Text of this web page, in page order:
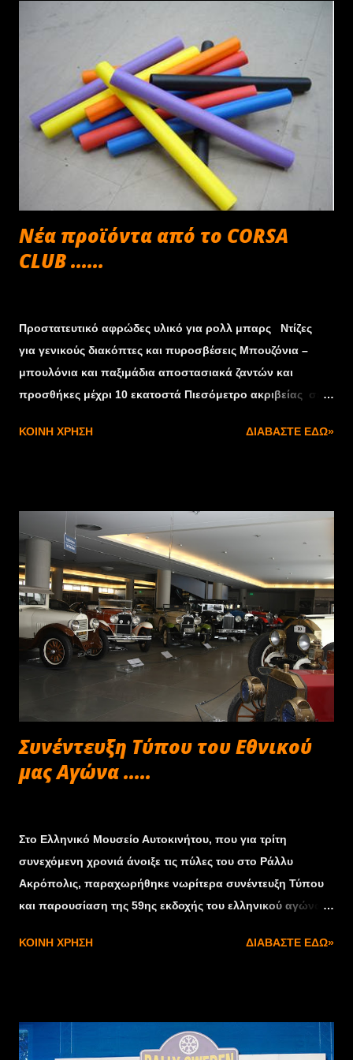
Νέα προϊόντα από το CORSA
CLUB ......
Προστατευτικό αφρώδες υλικό για ρολλ μπαρς Ντίζες
για γενικούς διακόπτες και πυροσβέσεις Μπουζόνια –
μπουλόνια και παξιμάδια αποστασιακά ζαντών και
προσθήκες μέχρι 10 εκατοστά Πιεσόμετρο ακριβείας σε
πάντα τα προϊόντα ΟΜΡ CORSA CLUB - ΔΗΜΟΣ
ΚΟΙΝΉ ΧΡΉΣΗ ΔΙΑΒΆΣΤΕ ΕΔΏ»
Συνέντευξη Τύπου του Εθνικού
μας Αγώνα .....
Στο Ελληνικό Μουσείο Αυτοκινήτου, που για τρίτη
συνεχόμενη χρονιά άνοιξε τις πύλες του στο Ράλλυ
Ακρόπολις, παραχωρήθηκε νωρίτερα συνέντευξη Τύπου
και παρουσίαση της 59ης εκδοχής του ελληνικού αγώνα
στις 31 Μαΐου-2 Ιουνίου 2013. Στην εκδήλωση, όπου
κ. Παναγιώτα Ψαράκη, όπως και εκπρόσωποι της τοπικής
ΚΟΙΝΉ ΧΡΉΣΗ ΔΙΑΒΆΣΤΕ ΕΔΏ»